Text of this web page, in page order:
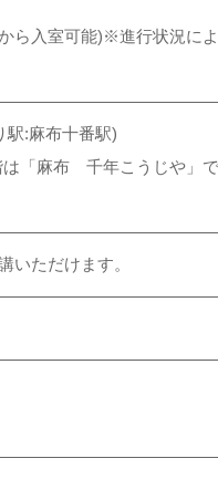
入室可能)※進行状況によ
:麻布十番駅)
「麻布 千年こうじや」で
いただけます。